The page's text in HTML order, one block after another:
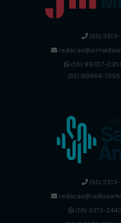
(55)
(55) 99707-
(55) 99964-1395
(55)
(55) 3313-